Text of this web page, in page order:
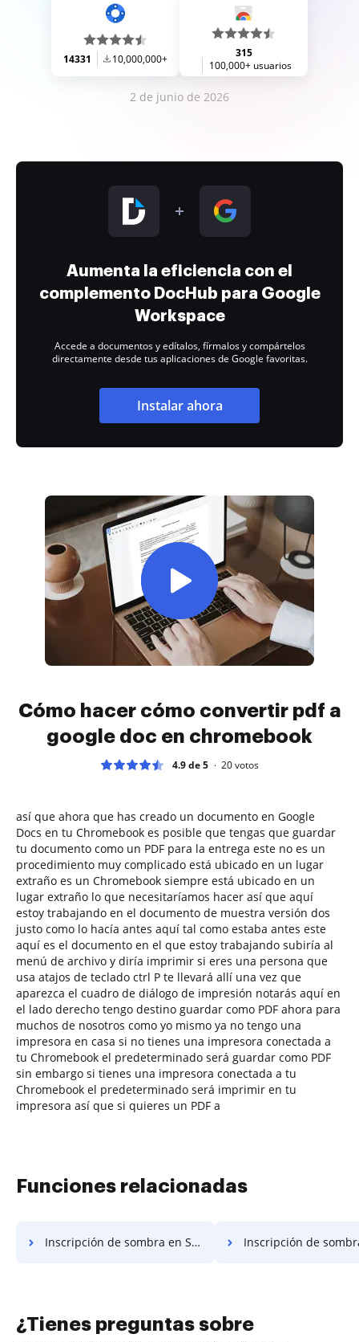
14331 10,000,000+
315
100,000+ usuarios
2 de junio de 2026
Aumenta la eficiencia con el
complemento DocHub para Google
Workspace
Accede a documentos y edítalos, fírmalos y compártelos
directamente desde tus aplicaciones de Google favoritas.
Instalar ahora
Cómo hacer cómo convertir pdf a
google doc en chromebook
4.9 de 5 20votos
así que ahora que has creado un documento en Google
Docs en tu Chromebook es posible que tengas que guardar
tu documento como un PDF para la entrega este no es un
procedimiento muy complicado está ubicado en un lugar
extraño es un Chromebook siempre está ubicado en un
lugar extraño lo que necesitaríamos hacer así que aquí
estoy trabajando en el documento de muestra versión dos
justo como lo hacía antes aquí tal como estaba antes este
aquí es el documento en el que estoy trabajando subiría al
menú de archivo y diría imprimir si eres una persona que
usa atajos de teclado ctrl P te llevará allí una vez que
aparezca el cuadro de diálogo de impresión notarás aquí en
el lado derecho tengo destino guardar como PDF ahora para
muchos de nosotros como yo mismo ya no tengo una
impresora en casa si no tienes una impresora conectada a
tu Chromebook el predeterminado será guardar como PDF
sin embargo si tienes una impresora conectada a tu
Chromebook el predeterminado será imprimir en tu
impresora así que si quieres un PDF a
Funciones relacionadas
Inscripción de sombra en Sxw Inscripción de sombra
¿Tienes preguntas sobre